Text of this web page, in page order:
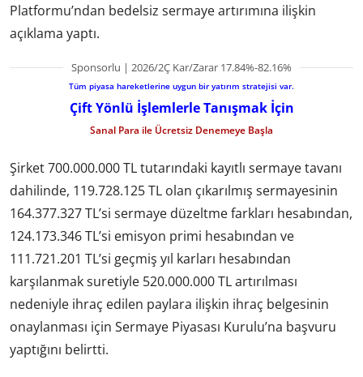
Platformu’ndan bedelsiz sermaye artırımına ilişkin
açıklama yaptı.
Sponsorlu | 2026/2Ç Kar/Zarar 17.84%-82.16%
Tüm piyasa hareketlerine uygun bir yatırım stratejisi var.
Çift Yönlü İşlemlerle Tanışmak İçin
Sanal Para ile Ücretsiz Denemeye Başla
Şirket 700.000.000 TL tutarındaki kayıtlı sermaye tavanı
dahilinde, 119.728.125 TL olan çıkarılmış sermayesinin
164.377.327 TL’si sermaye düzeltme farkları hesabından,
124.173.346 TL’si emisyon primi hesabından ve
111.721.201 TL’si geçmiş yıl karları hesabından
karşılanmak suretiyle 520.000.000 TL artırılması
nedeniyle ihraç edilen paylara ilişkin ihraç belgesinin
onaylanması için Sermaye Piyasası Kurulu’na başvuru
yaptığını belirtti.